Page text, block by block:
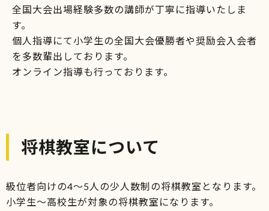
全国大会出場経験多数の講師が丁寧に指導いたしま
す。
個人指導にて小学生の全国大会優勝者や奨励会入会者
を多数輩出しております。
オンライン指導も行っております。
将棋教室について
級位者向けの4～5人の少人数制の将棋教室となります。
小学生～高校生が対象の将棋教室になります。